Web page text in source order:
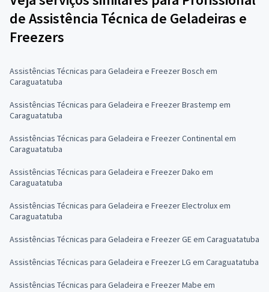
de Assistência Técnica de Geladeiras e
Freezers
Assistências Técnicas para Geladeira e Freezer Bosch em
Caraguatatuba
Assistências Técnicas para Geladeira e Freezer Brastemp em
Caraguatatuba
Assistências Técnicas para Geladeira e Freezer Continental em
Caraguatatuba
Assistências Técnicas para Geladeira e Freezer Dako em
Caraguatatuba
Assistências Técnicas para Geladeira e Freezer Electrolux em
Caraguatatuba
Assistências Técnicas para Geladeira e Freezer GE em Caraguatatuba
Assistências Técnicas para Geladeira e Freezer LG em Caraguatatuba
Assistências Técnicas para Geladeira e Freezer Mabe em